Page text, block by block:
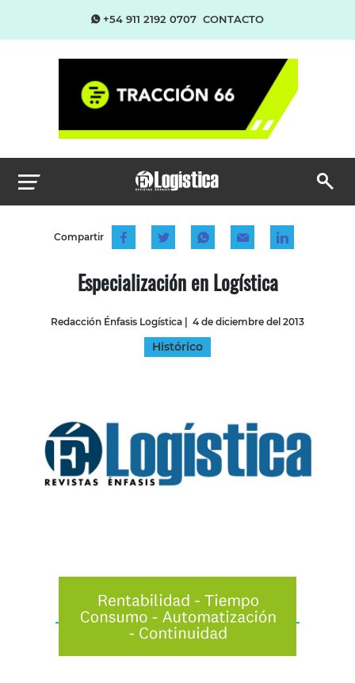
+54 911 2192 0707 CONTACTO
Compartir
Especialización en Logística
Redacción Énfasis Logística | 4 de diciembre del 2013
Histórico